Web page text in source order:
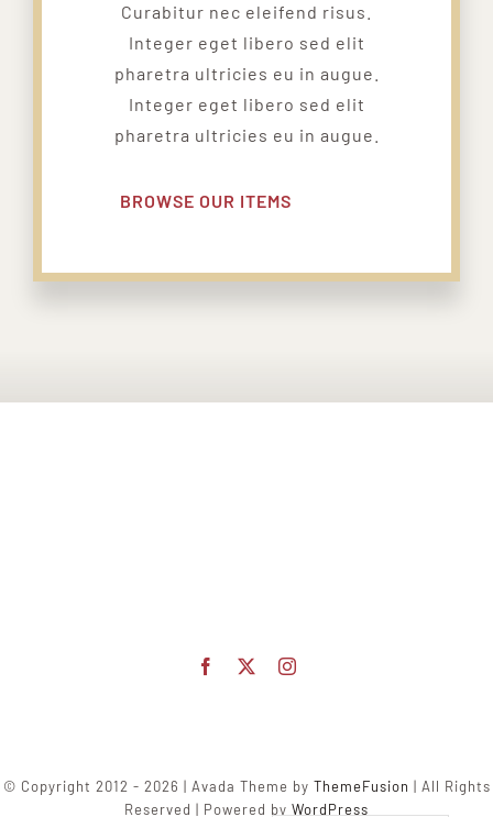
Curabitur nec eleifend risus.
Integer eget libero sed elit
pharetra ultricies eu in augue.
Integer eget libero sed elit
pharetra ultricies eu in augue.
BROWSE OUR ITEMS
© Copyright 2012 - 2026 | Avada Theme by ThemeFusion | All Rights
Reserved | Powered by WordPress